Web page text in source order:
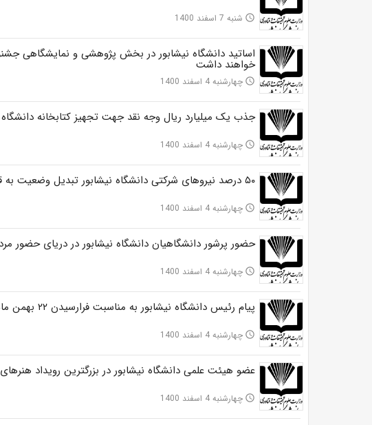
access_time شنبه 7 اسفند 1400
اساتید دانشگاه نیشابور در بخش پژوهشی و نمایشگاهی
خواهند داشت
access_time چهارشنبه 4 اسفند 1400
جذب یک میلیارد ریال وجه نقد جهت تجهیز کتابخانه دانشگاه
access_time چهارشنبه 4 اسفند 1400
۵۰ درصد نیروهای شرکتی دانشگاه نیشابور تبدیل وضعیت به قراردادی ، پیمانی و رسمی شدند
access_time چهارشنبه 4 اسفند 1400
حضور پرشور دانشگاهیان دانشگاه نیشابور در دریای حضور
access_time چهارشنبه 4 اسفند 1400
پیام رئیس دانشگاه نیشابور به مناسبت فرارسیدن ۲۲ بهمن ماه
access_time چهارشنبه 4 اسفند 1400
عضو هیئت علمی دانشگاه نیشابور در بزرگترین رویداد
access_time چهارشنبه 4 اسفند 1400